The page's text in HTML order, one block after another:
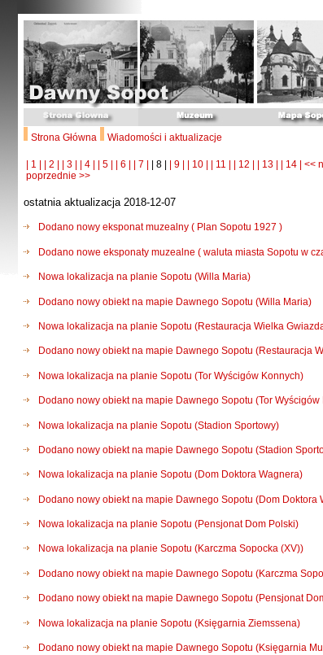
Strona Główna Wiadomości i aktualizacje
| 1 | | 2 | | 3 | | 4 | | 5 | | 6 | | 7 | | 8 | | 9 | | 10 | | 11 | | 12 | | 13 | | 14 | <<
poprzednie >>
ostatnia aktualizacja 2018-12-07
Dodano nowy eksponat muzealny ( Plan Sopotu 1927 )
Dodano nowe eksponaty muzealne ( waluta miasta Sopotu w
Nowa lokalizacja na planie Sopotu (Willa Maria)
Dodano nowy obiekt na mapie Dawnego Sopotu (Willa Maria)
Nowa lokalizacja na planie Sopotu (Restauracja Wielka
Dodano nowy obiekt na mapie Dawnego Sopotu (Restauracja
Nowa lokalizacja na planie Sopotu (Tor Wyścigów Konnych)
Dodano nowy obiekt na mapie Dawnego Sopotu (Tor Wyścigów
Nowa lokalizacja na planie Sopotu (Stadion Sportowy)
Dodano nowy obiekt na mapie Dawnego Sopotu (Stadion
Nowa lokalizacja na planie Sopotu (Dom Doktora Wagnera)
Dodano nowy obiekt na mapie Dawnego Sopotu (Dom Doktora
Nowa lokalizacja na planie Sopotu (Pensjonat Dom Polski)
Nowa lokalizacja na planie Sopotu (Karczma Sopocka (XV))
Dodano nowy obiekt na mapie Dawnego Sopotu (Karczma
Dodano nowy obiekt na mapie Dawnego Sopotu (Pensjonat
Nowa lokalizacja na planie Sopotu (Księgarnia Ziemssena)
Dodano nowy obiekt na mapie Dawnego Sopotu (Księgarnia